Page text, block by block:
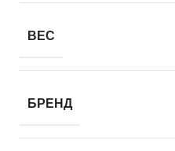
ВЕС
БРЕНД